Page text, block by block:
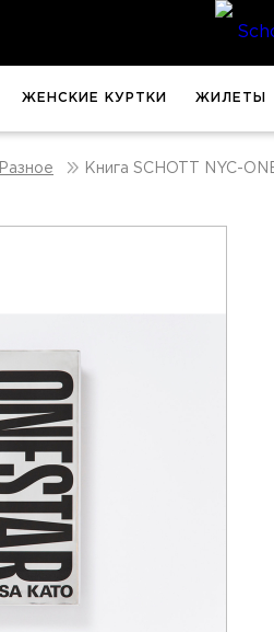
ЖЕНСКИЕ КУРТКИ ЖИЛЕТЫ
Разное Книга SCHOTT NYC-